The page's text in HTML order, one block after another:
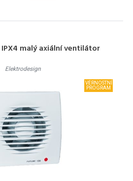
IPX4 malý axiální ventilátor
Elektrodesign
VĚRNOSTNÍ
PROGRAM